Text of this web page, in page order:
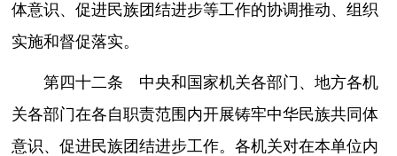
体意识、促进民族团结进步等工作的协调推动、组织
实施和督促落实。
第四十二条 中央和国家机关各部门、地方各机
关各部门在各自职责范围内开展铸牢中华民族共同体
意识、促进民族团结进步工作。各机关对在本单位内